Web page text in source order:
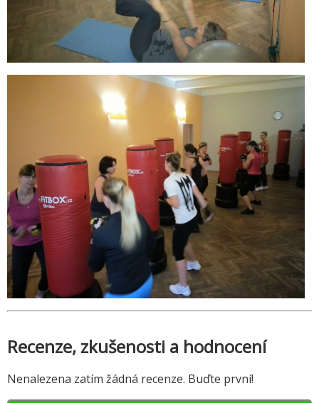
Recenze, zkušenosti a hodnocení
Nenalezena zatím žádná recenze. Buďte první!